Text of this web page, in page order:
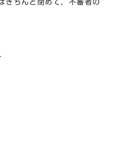
きちんと閉めて，不審者の